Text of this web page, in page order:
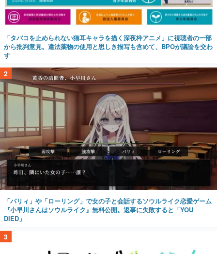
「タバコを止められない猫耳キャラを描く深夜枠アニメ」に視聴者の一部
から批判意見。違法薬物の使用と思しき描写も含めて、BPOが議論を交わ
す
2
「パリィ」や「ローリング」で女の子と会話するソウルライク恋愛ゲーム
『小早川さんはソウルライク』無料公開。返事に失敗すると「YOU
DIED」
3